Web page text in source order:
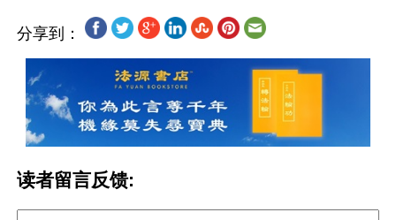
分享到：
读者留言反馈: